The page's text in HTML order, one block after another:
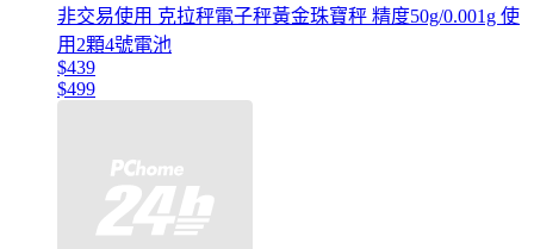
非交易使用 克拉秤電子秤黃金珠寶秤 精度50g/0.001g 使
用2顆4號電池
$439
$499